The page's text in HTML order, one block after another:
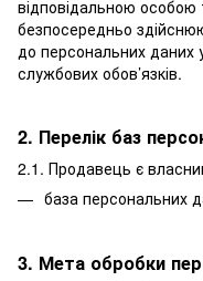
відповідальною особою
безпосередньо
до персональних даних
службових обов’язків.
2. Перелік баз
2.1. Продавець є
база персональних
3. Мета обробки